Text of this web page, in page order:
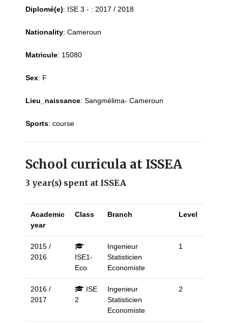
Diplomé(e): ISE 3 - : 2017 / 2018
Nationality: Cameroun
Matricule: 15080
Sex: F
Lieu_naissance: Sangmélima- Cameroun
Sports: course
School curricula at ISSEA
3 year(s) spent at ISSEA
Academic
year
Class Branch Level
2015 /
2016
ISE1-
Eco
Ingenieur
Statisticien
Economiste
1
2016 /
2017
ISE
2
Ingenieur
Statisticien
Economiste
2